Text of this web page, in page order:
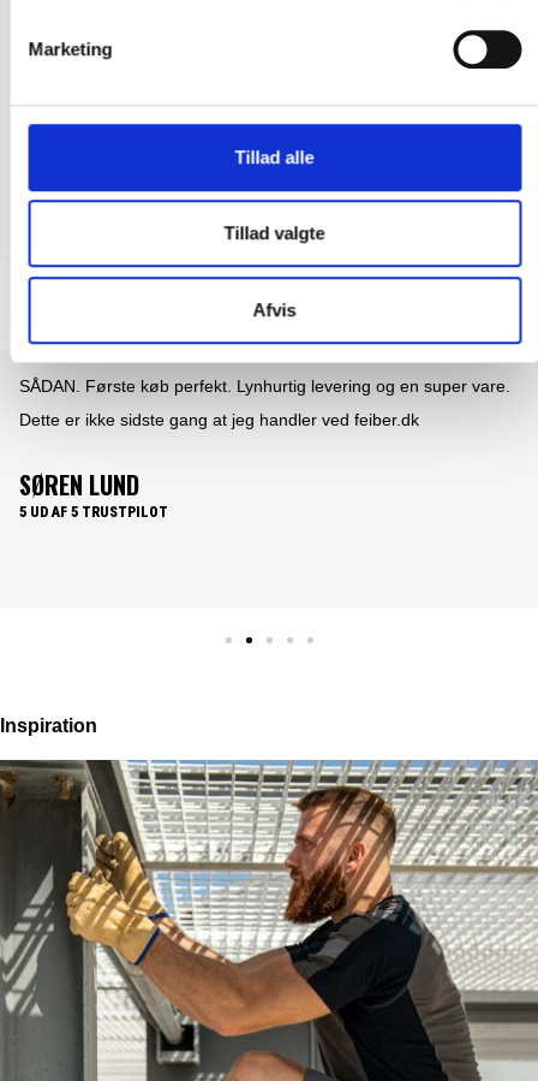
Marketing
Tillad alle
Tillad valgte
Afvis
Reebok memory tech indlægssål til sikkerhedssko
DKK 311,25m. moms
SÅDAN. Første køb perfekt. Lynhurtig levering og en super vare.
Dette er ikke sidste gang at jeg handler ved feiber.dk
SØREN LUND
5 UD AF 5 TRUSTPILOT
Inspiration